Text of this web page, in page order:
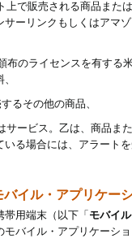
上で販売される商品ま
ーリンクもしくはアマ
布のライセンスを有す
るその他の商品、
ービス。乙は、商品ま
る場合には、アラート
イル・アプリケー
帯用端末（以下「モバイ
バイル・アプリケーシ